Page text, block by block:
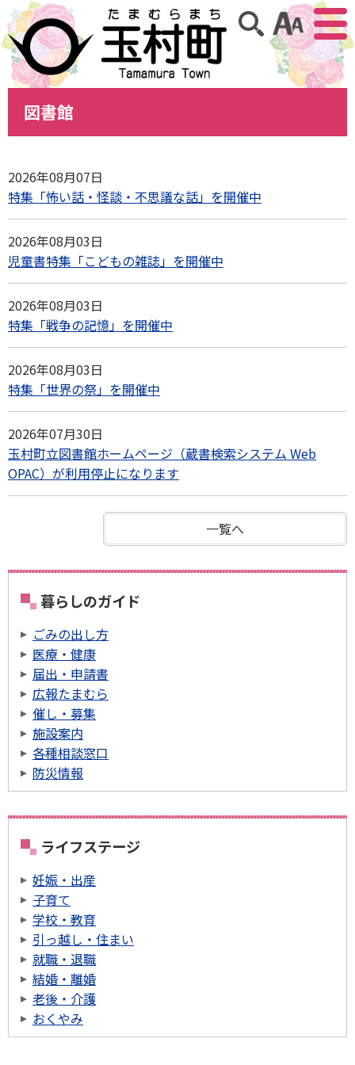
アクセ
サイト内検索
図書館
2026年08月07日
特集「怖い話・怪談・不思議な話」を開催中
2026年08月03日
児童書特集「こどもの雑誌」を開催中
2026年08月03日
特集「戦争の記憶」を開催中
2026年08月03日
特集「世界の祭」を開催中
2026年07月30日
玉村町立図書館ホームページ（蔵書検索システム Web
OPAC）が利用停止になります
一覧へ
暮らしのガイド
ごみの出し方
医療・健康
届出・申請書
広報たまむら
催し・募集
施設案内
各種相談窓口
防災情報
ライフステージ
妊娠・出産
子育て
学校・教育
引っ越し・住まい
就職・退職
結婚・離婚
老後・介護
おくやみ